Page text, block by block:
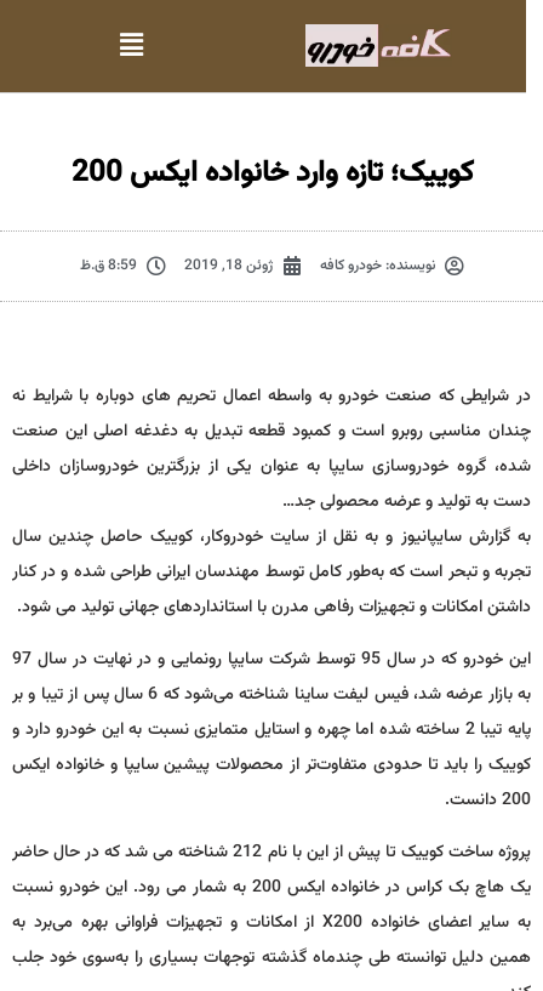
کوییک؛ تازه وارد خانواده ایکس 200
نویسنده:خودرو کافه ژوئن 18, 2019 8:59 ق.ظ
در شرایطی که صنعت خودرو به واسطه اعمال تحریم های دوباره با شرایط نه
چندان مناسبی روبرو است و کمبود قطعه تبدیل به دغدغه اصلی این صنعت
شده، گروه خودروسازی سایپا به عنوان یکی از بزرگترین خودروسازان داخلی
دست به تولید و عرضه محصولی جد…
به گزارش سایپانیوز و به نقل از سایت خودروکار، کوییک حاصل چندین سال
تجربه و تبحر است که به‌طور کامل توسط مهندسان ایرانی طراحی شده و در کنار
داشتن امکانات و تجهیزات رفاهی مدرن با استانداردهای جهانی تولید می‌ شود.
این خودرو که در سال 95 توسط شرکت سایپا رونمایی و در نهایت در سال 97
به بازار عرضه شد، فیس لیفت ساینا شناخته می‌شود که 6 سال پس از تیبا و بر
پایه تیبا 2 ساخته شده اما چهره و استایل متمایزی نسبت به این خودرو دارد و
کوییک را باید تا حدودی متفاوت‌تر از محصولات پیشین سایپا و خانواده ایکس
200 دانست.
پروژه ساخت کوییک تا پیش از این با نام 212 شناخته می شد که در حال حاضر
یک هاچ بک کراس در خانواده ایکس 200 به شمار می رود. این خودرو نسبت
به سایر اعضای خانواده X200از امکانات و تجهیزات فراوانی بهره می‌برد به
همین دلیل توانسته طی چندماه گذشته توجهات بسیاری را به‌سوی خود جلب